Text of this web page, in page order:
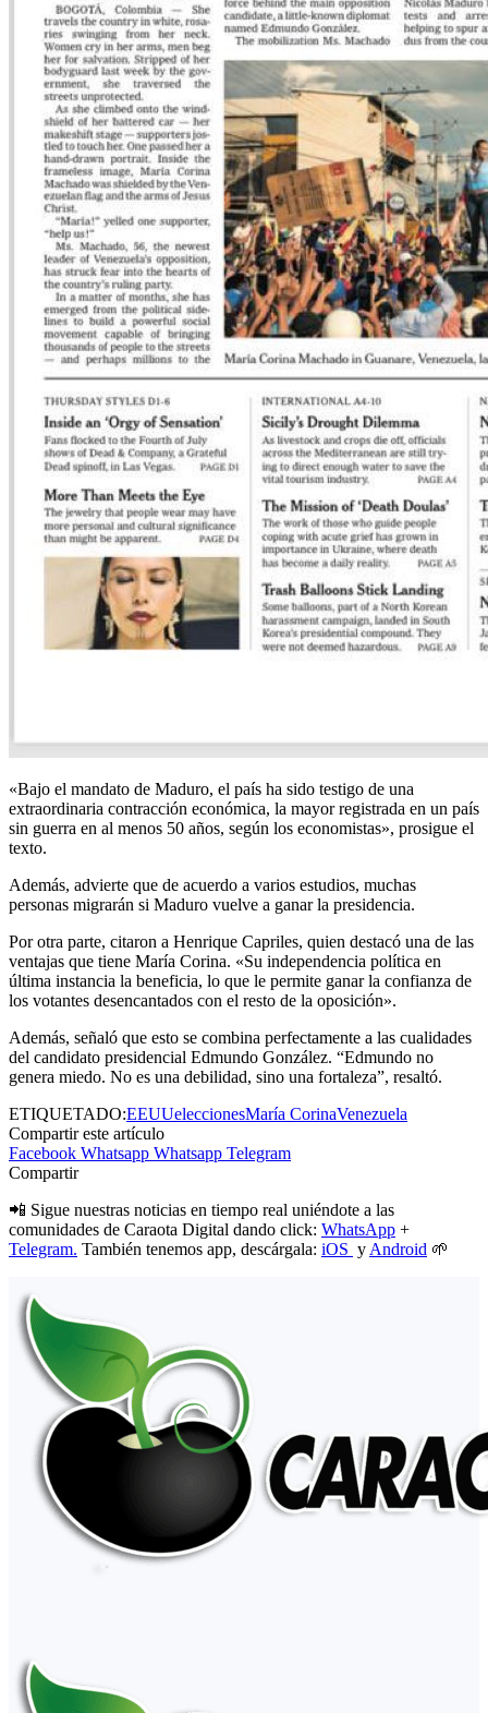
«Bajo el mandato de Maduro, el país ha sido testigo de una
extraordinaria contracción económica, la mayor registrada en un país
sin guerra en al menos 50 años, según los economistas», prosigue el
texto.
Además, advierte que de acuerdo a varios estudios, muchas
personas migrarán si Maduro vuelve a ganar la presidencia.
Por otra parte, citaron a Henrique Capriles, quien destacó una de las
ventajas que tiene María Corina. «Su independencia política en
última instancia la beneficia, lo que le permite ganar la confianza de
los votantes desencantados con el resto de la oposición».
Además, señaló que esto se combina perfectamente a las cualidades
del candidato presidencial Edmundo González. “Edmundo no
genera miedo. No es una debilidad, sino una fortaleza”, resaltó.
ETIQUETADO:EEUUeleccionesMaría CorinaVenezuela
Compartir este artículo
Facebook Whatsapp Whatsapp Telegram
Compartir
📲 Sigue nuestras noticias en tiempo real uniéndote a las
comunidades de Caraota Digital dando click: WhatsApp +
Telegram. También tenemos app, descárgala: iOS y Android 🌱